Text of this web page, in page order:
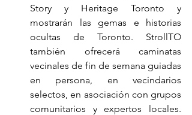
Story y Heritage Toronto y
mostrarán las gemas e historias
ocultas de Toronto. StrollTO
también ofrecerá caminatas
vecinales de fin de semana guiadas
en persona, en vecindarios
selectos, en asociación con grupos
comunitarios y expertos locales.